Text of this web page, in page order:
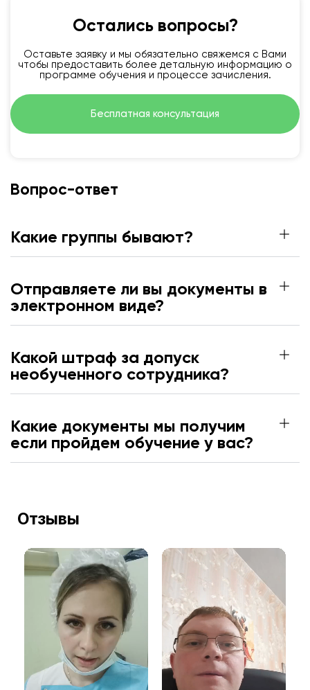
Остались вопросы?
Оставьте заявку и мы обязательно свяжемся с Вами
чтобы предоставить более детальную информацию о
программе обучения и процессе зачисления.
Бесплатная консультация
Вопрос-ответ
Какие группы бывают?
Отправляете ли вы документы в
электронном виде?
Какой штраф за допуск
необученного сотрудника?
Какие документы мы получим
если пройдем обучение у вас?
Отзывы